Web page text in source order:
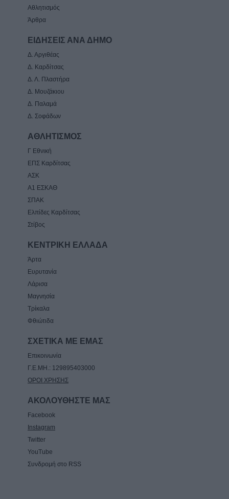
Αθλητισμός
Άρθρα
ΕΙΔΗΣΕΙΣ ΑΝΑ ΔΗΜΟ
Δ. Αργιθέας
Δ. Καρδίτσας
Δ. Λ. Πλαστήρα
Δ. Μουζάκιου
Δ. Παλαμά
Δ. Σοφάδων
ΑΘΛΗΤΙΣΜΟΣ
Γ Εθνική
ΕΠΣ Καρδίτσας
ΑΣΚ
Α1 ΕΣΚΑΘ
ΣΠΑΚ
Ελπίδες Καρδίτσας
Στίβος
ΚΕΝΤΡΙΚΗ ΕΛΛΑΔΑ
Άρτα
Ευρυτανία
Λάρισα
Μαγνησία
Τρίκαλα
Φθιώτιδα
ΣΧΕΤΙΚΑ ΜΕ ΕΜΑΣ
Επικοινωνία
Γ.Ε.ΜΗ.: 129895403000
ΟΡΟΙ ΧΡΗΣΗΣ
ΑΚΟΛΟΥΘΗΣΤΕ ΜΑΣ
Facebook
Instagram
Twitter
YouTube
Συνδρομή στο RSS